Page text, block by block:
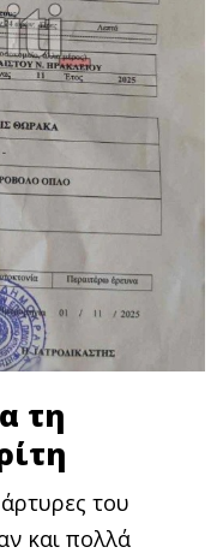
τη
του
και πολλά